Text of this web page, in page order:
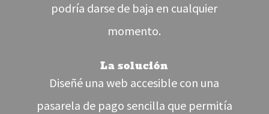
podría darse de baja en cualquier
momento.
La solución
Diseñé una web accesible con una
pasarela de pago sencilla que permitía